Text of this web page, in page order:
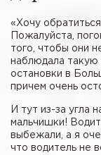
«Хочу
Пожалуйста,
того, чтобы они
наблюдала такую
остановки в
причем очень
И тут из-за угла
мальчишки!
выбежали, а я
что водитель не